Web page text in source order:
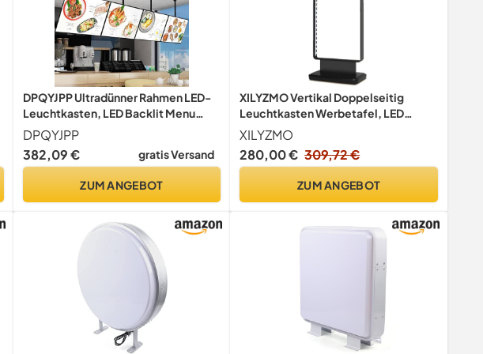
DPQYJPP Ultradünner Rahmen LED-
Leuchtkasten, LED Backlit Menu
Board, wandmontierte 3D-
Menütafeln, Für Restaurant
Geschäfte Hängende Plakatwand Für
80cm
DPQYJPP
382,09 €
gratis Versand
ZUM ANGEBOT
XILYZMO Vertikal Doppelseitig
Leuchtkasten Werbetafel, LED
Leuchte Für Gehwege
Schilderwerbung Display, LED-Tafel
Bodenstehend Schilderhalter Für
Werbedisplay(80X150CM)
XILYZMO
280,00 € 309,72 €
ZUM ANGEBOT